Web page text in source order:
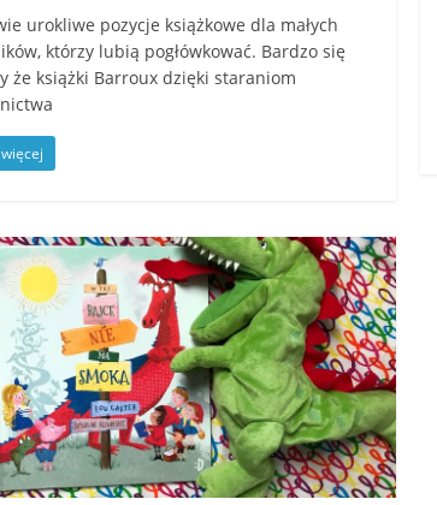
urokliwe pozycje książkowe dla małych
którzy lubią pogłówkować. Bardzo się
że książki Barroux dzięki staraniom